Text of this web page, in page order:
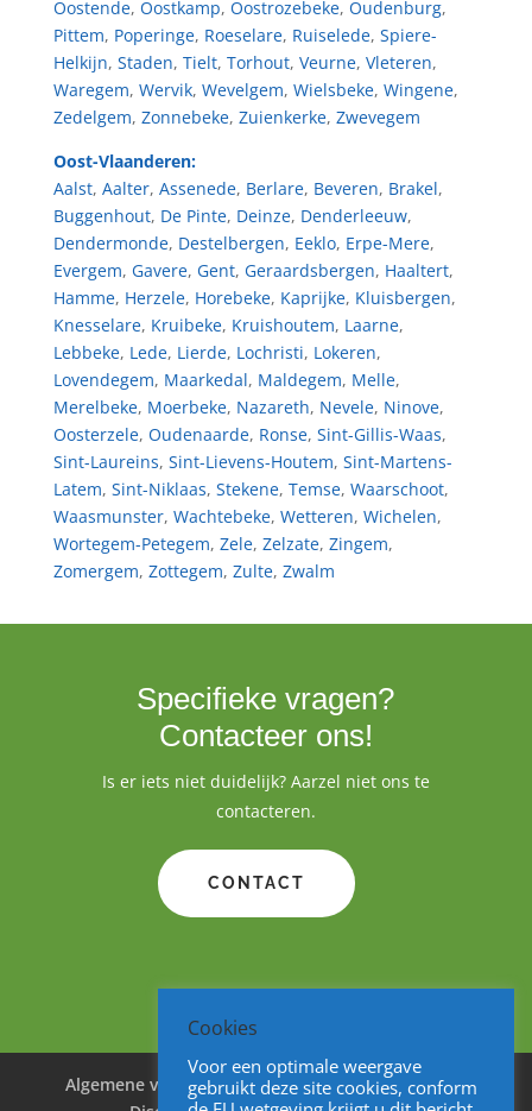
Oostende, Oostkamp, Oostrozebeke, Oudenburg,
Pittem, Poperinge, Roeselare, Ruiselede, Spiere-
Helkijn, Staden, Tielt, Torhout, Veurne, Vleteren,
Waregem, Wervik, Wevelgem, Wielsbeke, Wingene,
Zedelgem, Zonnebeke, Zuienkerke, Zwevegem
Oost-Vlaanderen:
Aalst, Aalter, Assenede, Berlare, Beveren, Brakel,
Buggenhout, De Pinte, Deinze, Denderleeuw,
Dendermonde, Destelbergen, Eeklo, Erpe-Mere,
Evergem, Gavere, Gent, Geraardsbergen, Haaltert,
Hamme, Herzele, Horebeke, Kaprijke, Kluisbergen,
Knesselare, Kruibeke, Kruishoutem, Laarne,
Lebbeke, Lede, Lierde, Lochristi, Lokeren,
Lovendegem, Maarkedal, Maldegem, Melle,
Merelbeke, Moerbeke, Nazareth, Nevele, Ninove,
Oosterzele, Oudenaarde, Ronse, Sint-Gillis-Waas,
Sint-Laureins, Sint-Lievens-Houtem, Sint-Martens-
Latem, Sint-Niklaas, Stekene, Temse, Waarschoot,
Waasmunster, Wachtebeke, Wetteren, Wichelen,
Wortegem-Petegem, Zele, Zelzate, Zingem,
Zomergem, Zottegem, Zulte, Zwalm
Specifieke vragen?
Contacteer ons!
Is er iets niet duidelijk? Aarzel niet ons te
contacteren.
CONTACT
Algemene voorwaarden Cookies
Privacy
Cookies
Voor een optimale weergave
gebruikt deze site cookies, conform